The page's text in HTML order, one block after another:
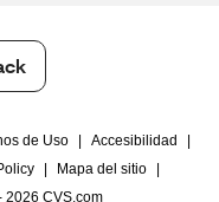
de Uso Accesibilidad
Mapa del sitio
2026 CVS.com